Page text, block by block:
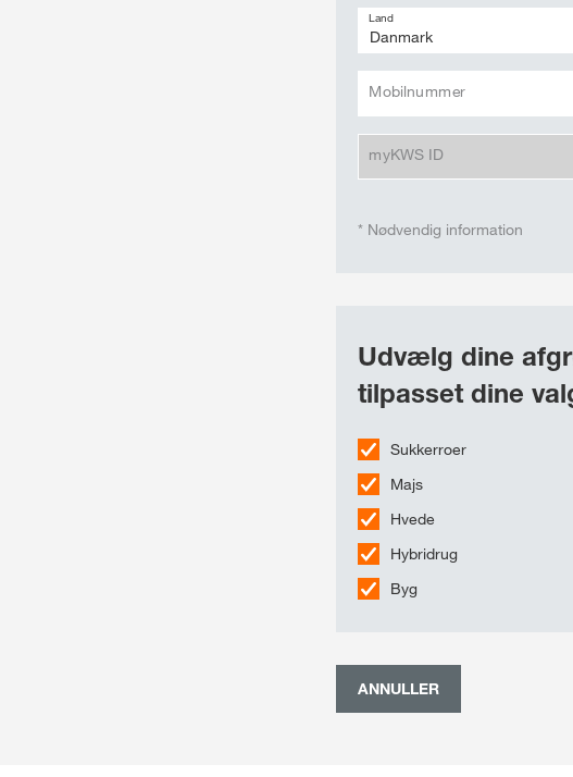
Land
Mobilnummer
myKWS ID
* Nødvendig information
Udvælg dine
tilpasset dine
Sukkerroer
Majs
Hvede
Hybridrug
Byg
ANNULLER